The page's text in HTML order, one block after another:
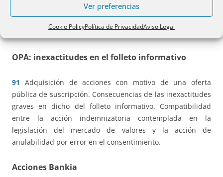
Ver preferencias
Cookie PolicyPolítica de PrivacidadAviso Legal
Complicidad concursal. Requisitos conforme al art. 166
del dolo del cómplice.
OPA: inexactitudes en el folleto informativo
91
Adquisición de acciones con motivo de una oferta
pública de suscripción. Consecuencias de las inexactitudes
graves en dicho del folleto informativo. Compatibilidad
entre la acción indemnizatoria contemplada en la
legislación del mercado de valores y la acción de
anulabilidad por error en el consentimiento.
Acciones Bankia